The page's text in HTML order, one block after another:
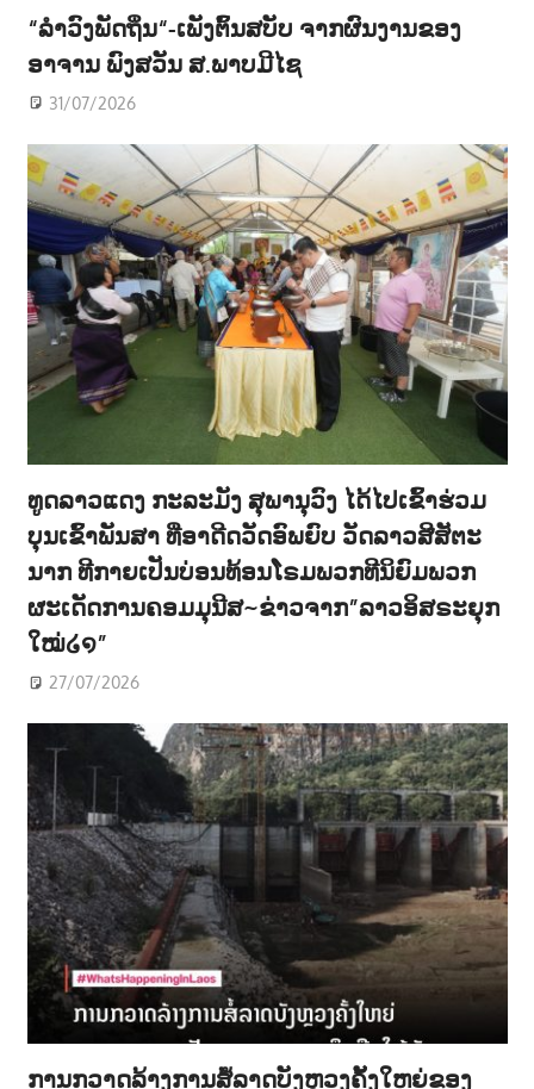
“ລຳວົງພັດຖິ່ນ“-ເພັງຕົ້ນສບັບ ຈາກຜົນງານຂອງ
ອາຈານ ພົງສວັນ ສ.ພາບມີໄຊ
31/07/2026
ທູດລາວແດງ ກະລະມັງ ສຸພານຸວົງ ໄດ້ໄປເຂົ້າຮ່ວມ
ບຸນເຂົ້າພັນສາ ທີ່ອາດີດວັດອົພຍົບ ວັດລາວສີສັຕະ
ນາກ ທີກາຍເປັນບ່ອນທ້ອນໂຣມພວກທີນິຍົມພວກ
ຜະເດັດການຄອມມຸນີສ~ຂ່າວຈາກ”ລາວອິສຣະຍຸກ
ໃໝ່໒໑”
27/07/2026
ການກວາດລ້າງການສໍ້ລາດບັງຫຼວງຄັ້ງໃຫຍ່ຂອງ